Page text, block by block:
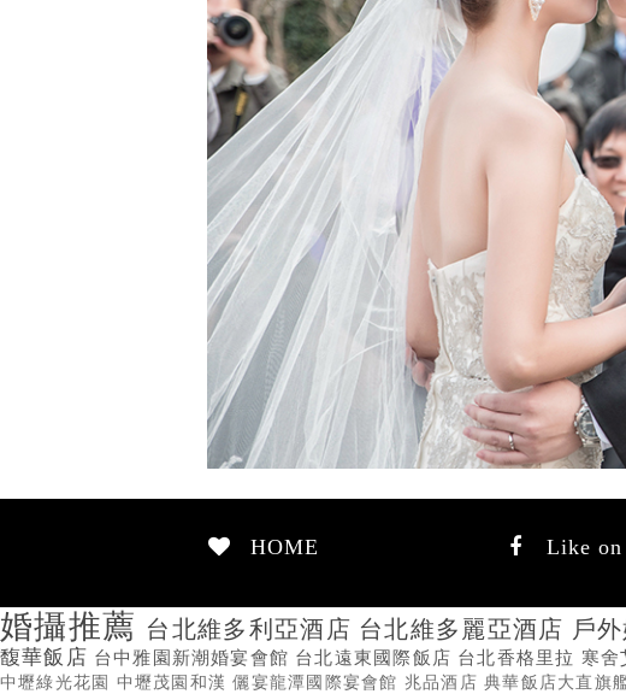
HOME Like on
婚攝推薦 台北維多利亞酒店 台北維多麗亞酒店 戶
馥華飯店 台中雅園新潮婚宴會館 台北遠東國際飯店 台北香格里拉 寒舍
中壢綠光花園 中壢茂園和漢儷宴龍潭國際宴會館 兆品酒店典華飯店大直旗